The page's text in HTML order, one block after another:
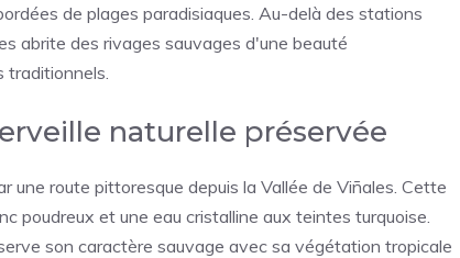
de plages paradisiaques. Au-delà des stations
abrite des rivages sauvages d'une beauté
traditionnels.
naturelle préservée
une route pittoresque depuis la Vallée de Viñales. Cette
poudreux et une eau cristalline aux teintes turquoise.
son caractère sauvage avec sa végétation tropicale